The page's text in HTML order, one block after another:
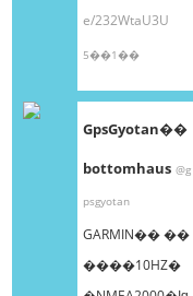
e/232WtaU3U
5��1��
GpsGyotan��
bottomhaus @g
psgyotan
GARMIN�� ��
����10HZ�